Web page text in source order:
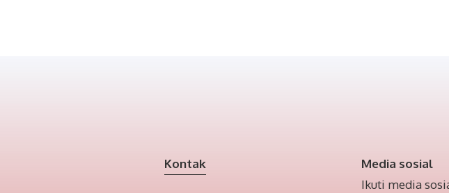
Kontak
Media sosial
Ikuti media